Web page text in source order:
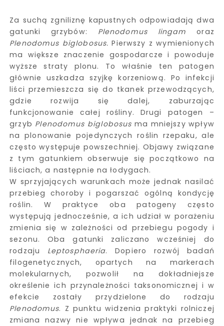
Za suchą zgniliznę kapustnych odpowiadają dwa
gatunki grzybów: Plenodomus lingam oraz
Plenodomus biglobosus. Pierwszy z wymienionych
ma większe znaczenie gospodarcze i powoduje
wyższe straty plonu. To właśnie ten patogen
głównie uszkadza szyjkę korzeniową. Po infekcji
liści przemieszcza się do tkanek przewodzących,
gdzie rozwija się dalej, zaburzając
funkcjonowanie całej rośliny. Drugi patogen –
grzyb Plenodomus biglobosus ma mniejszy wpływ
na plonowanie pojedynczych roślin rzepaku, ale
często występuje powszechniej. Objawy związane
z tym gatunkiem obserwuje się początkowo na
liściach, a następnie na łodygach.
W sprzyjających warunkach może jednak nasilać
przebieg choroby i pogarszać ogólną kondycję
roślin. W praktyce oba patogeny często
występują jednocześnie, a ich udział w porażeniu
zmienia się w zależności od przebiegu pogody i
sezonu. Oba gatunki zaliczano wcześniej do
rodzaju Leptosphaeria. Dopiero rozwój badań
filogenetycznych, opartych na markerach
molekularnych, pozwolił na dokładniejsze
określenie ich przynależności taksonomicznej i w
efekcie zostały przydzielone do rodzaju
Plenodomus. Z punktu widzenia praktyki rolniczej
zmiana nazwy nie wpływa jednak na przebieg